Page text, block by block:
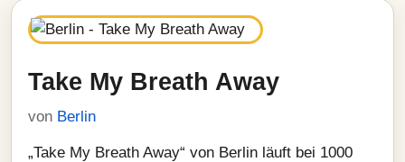
Take My Breath Away
von Berlin
„Take My Breath Away“ von Berlin läuft bei 1000